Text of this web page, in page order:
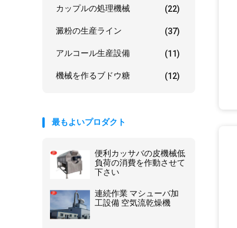
カップルの処理機械 (22)
澱粉の生産ライン (37)
アルコール生産設備 (11)
機械を作るブドウ糖 (12)
最もよいプロダクト
便利カッサバの皮機械低
負荷の消費を作動させて
下さい
連続作業 マシューバ加
工設備 空気流乾燥機